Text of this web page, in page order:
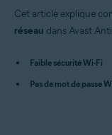
Avast One 22.x pour
Avast One 22.x pour
Cet article explique
réseau dans Avast
Faible sécurité Wi-Fi
Pas de mot de passe